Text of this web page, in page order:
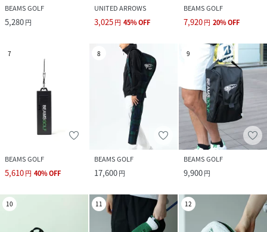
BEAMS GOLF
5,280円
UNITED ARROWS
3,025円 45%OFF
BEAMS GOLF
7,920円 20%OFF
7
BEAMS GOLF
5,610円 40%OFF
8
BEAMS GOLF
17,600円
9
BEAMS GOLF
9,900円
10 11 12